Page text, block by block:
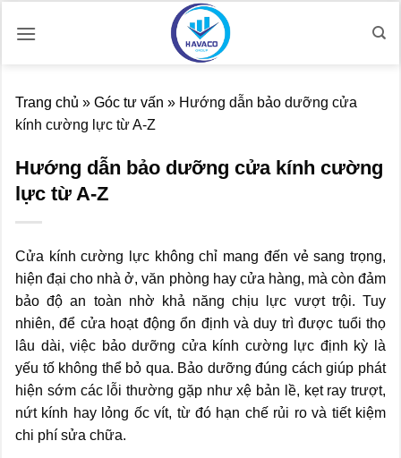
qua
Trang chủ » Góc tư vấn » Hướng dẫn bảo dưỡng cửa
kính cường lực từ A-Z
Hướng dẫn bảo dưỡng cửa kính cường
lực từ A-Z
Cửa kính cường lực không chỉ mang đến vẻ sang trọng,
hiện đại cho nhà ở, văn phòng hay cửa hàng, mà còn đảm
bảo độ an toàn nhờ khả năng chịu lực vượt trội. Tuy
nhiên, để cửa hoạt động ổn định và duy trì được tuổi thọ
lâu dài, việc bảo dưỡng cửa kính cường lực định kỳ là
yếu tố không thể bỏ qua. Bảo dưỡng đúng cách giúp phát
hiện sớm các lỗi thường gặp như xệ bản lề, kẹt ray trượt,
nứt kính hay lỏng ốc vít, từ đó hạn chế rủi ro và tiết kiệm
chi phí sửa chữa.